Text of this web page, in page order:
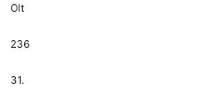
Olt
236
31.